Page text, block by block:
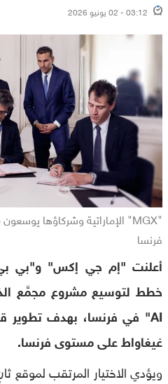
03:12 - 02 يونيو 2026
فرنسا
أعلنت "إم جي إكس" و"بي
غيغاواط على مستوى فرنسا.
ويؤدي الاختيار المرتقب